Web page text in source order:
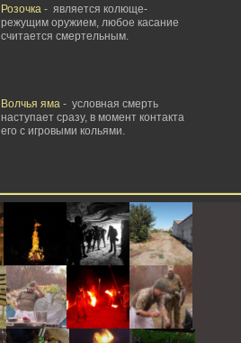
Розочка- является колюще-
режущим оружием, любое касание
считается смертельным.
Волчья яма- условная смерть
наступает сразу, в момент контакта
его с игровыми кольями.